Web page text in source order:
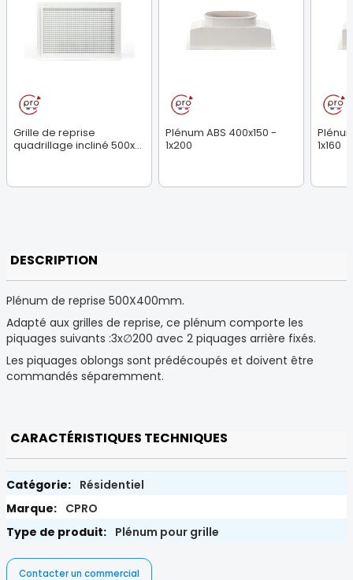
Grille de reprise
quadrillage incliné 500x...
Plénum ABS 400x150 -
1x200
1x160
DESCRIPTION
Plénum de reprise 500X400mm.
Adapté aux grilles de reprise, ce plénum comporte les
piquages suivants :3x∅200 avec 2 piquages arrière fixés.
Les piquages oblongs sont prédécoupés et doivent être
commandés séparemment.
CARACTÉRISTIQUES TECHNIQUES
Résidentiel
CPRO
Plénum pour grille
Contacter un commercial